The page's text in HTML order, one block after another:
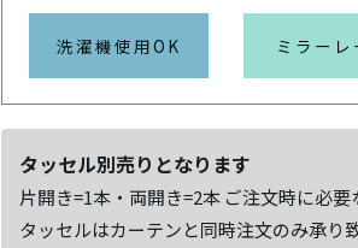
洗濯機使用OK ミラーレ
タッセル別売りとなります
片開き=1本・両開き=2本 ご注文時に必要
タッセルはカーテンと同時注文のみ承り